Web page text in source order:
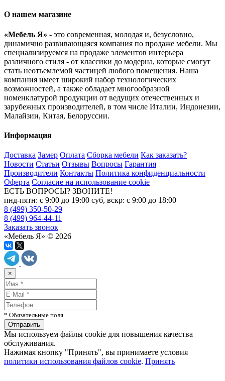
О нашем магазине
«Мебель Я» - это современная, молодая и, безусловно,
динамично развивающаяся компания по продаже мебели. Мы
специализируемся на продаже элементов интерьера
различного стиля - от классики до модерна, которые смогут
стать неотъемлемой частицей любого помещения. Наша
компания имеет широкий набор технологических
возможностей, а также обладает многообразной
номенклатурой продукции от ведущих отечественных и
зарубежных производителей, в том числе Италии, Индонезии,
Малайзии, Китая, Белоруссии.
Информация
Доставка Замер Оплата Сборка мебели Как заказать?
Новости Статьи Отзывы Вопросы Гарантия
Производители Контакты Политика конфиденциальности
Оферта Согласие на использование cookie
ЕСТЬ ВОПРОСЫ? ЗВОНИТЕ!
пнд-пятн: с 9:00 до 19:00 суб, вскр: с 9:00 до 18:00
8 (499) 350-50-29
8 (499) 964-44-11
Заказать звонок
«Мебель Я» © 2026
×
* Обязательные поля
Мы используем файлы cookie для повышения качества
обслуживания.
Нажимая кнопку "Принять", вы принимаете условия
политики использования файлов cookie. Принять